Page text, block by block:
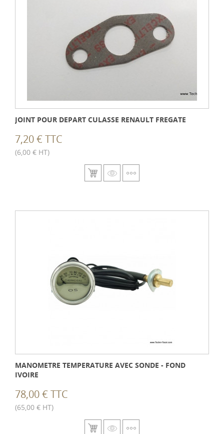
JOINT POUR DEPART CULASSE RENAULT FREGATE
7,20 € TTC
(6,00 € HT)
MANOMETRE TEMPERATURE AVEC SONDE - FOND
IVOIRE
78,00 € TTC
(65,00 € HT)